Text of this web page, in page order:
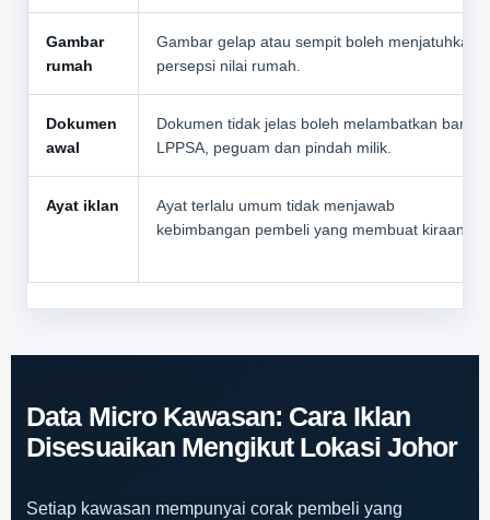
Gambar
rumah
Gambar gelap atau sempit boleh menjatuhkan
persepsi nilai rumah.
Dokumen
awal
Dokumen tidak jelas boleh melambatkan bank,
LPPSA, peguam dan pindah milik.
Ayat iklan
Ayat terlalu umum tidak menjawab
kebimbangan pembeli yang membuat kiraan.
Data Micro Kawasan: Cara Iklan
Disesuaikan Mengikut Lokasi Johor
Setiap kawasan mempunyai corak pembeli yang